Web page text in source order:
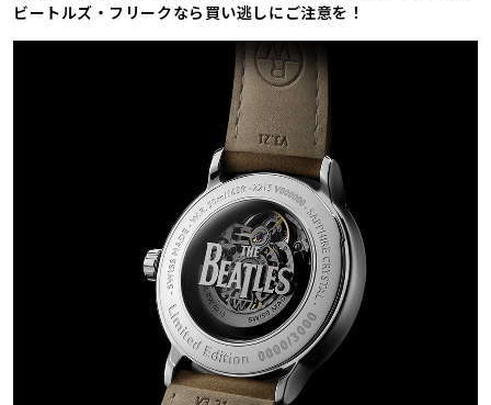
ビートルズ・フリークなら買い逃しにご注意を！